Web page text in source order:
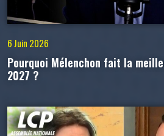
6 Juin 2026
Pourquoi Mélenchon fait la
2027 ?